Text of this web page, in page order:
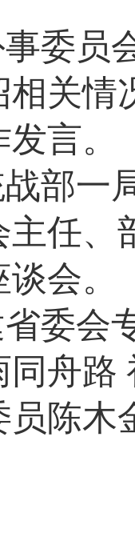
委员
关情
言。
部一
主任、
会。
委会
舟路
员陈木